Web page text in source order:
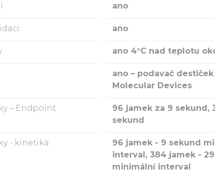
ano
ano
ano 4°C nad teplotu
ano – podavač
Molecular Devices
– Endpoint
96 jamek za 9 sekund,
sekund
- kinetika
96 jamek - 9 sekund
interval, 384 jamek -
minimální interval